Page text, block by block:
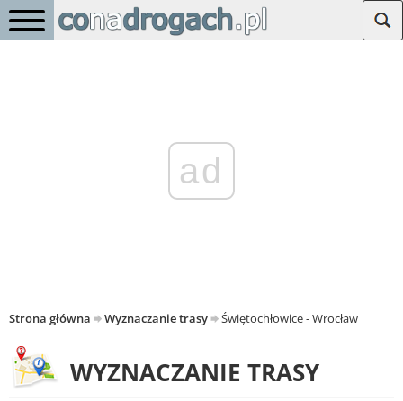
ad
Strona główna Wyznaczanie trasy Świętochłowice - Wrocław
WYZNACZANIE TRASY